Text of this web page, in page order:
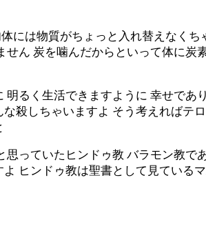
には物質がちょっと入れ替えなくち
ん 炭を噛んだからといって体に炭
るく生活できますように 幸せであ
殺しちゃいますよ そう考えればテ
っていたヒンドゥ教 バラモン教で
ヒンドゥ教は聖書として見ている